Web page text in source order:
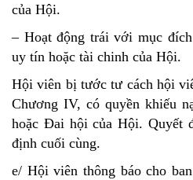
của Hội.
– Hoạt động trái với mục
uy tín hoặc tài chinh của Hội.
Hội viên bị tước tư cách hội
Chương IV, có quyền khiếu
hoặc Đai hội của Hội. Quyết
định cuối cùng.
e/ Hội viên thông báo cho